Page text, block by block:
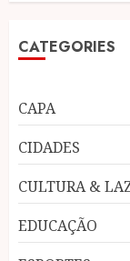
CATEGORIES
CAPA
CIDADES
CULTURA &
EDUCAÇÃO